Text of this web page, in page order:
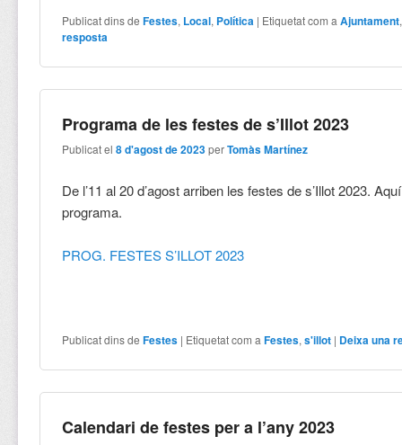
Publicat dins de Festes, Local, Política | Etiquetat com a Ajuntament
resposta
Programa de les festes de s’Illot 2023
Publicat el8 d'agost de 2023 perTomàs Martínez
De l’11 al 20 d’agost arriben les festes de s’Illot 2023.
programa.
PROG. FESTES S’ILLOT 2023
Publicat dins de Festes | Etiquetat com a Festes,s'illot | Deixa una
Calendari de festes per a l’any 2023